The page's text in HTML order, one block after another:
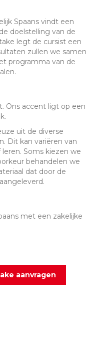
Spaans vindt een
doelstelling van de
legt de cursist een
zullen we samen
programma van de
Ons accent ligt op een
uit de diverse
Dit kan variëren van
Soms kiezen we
behandelen we
dat door de
met een zakelijke
aanvragen